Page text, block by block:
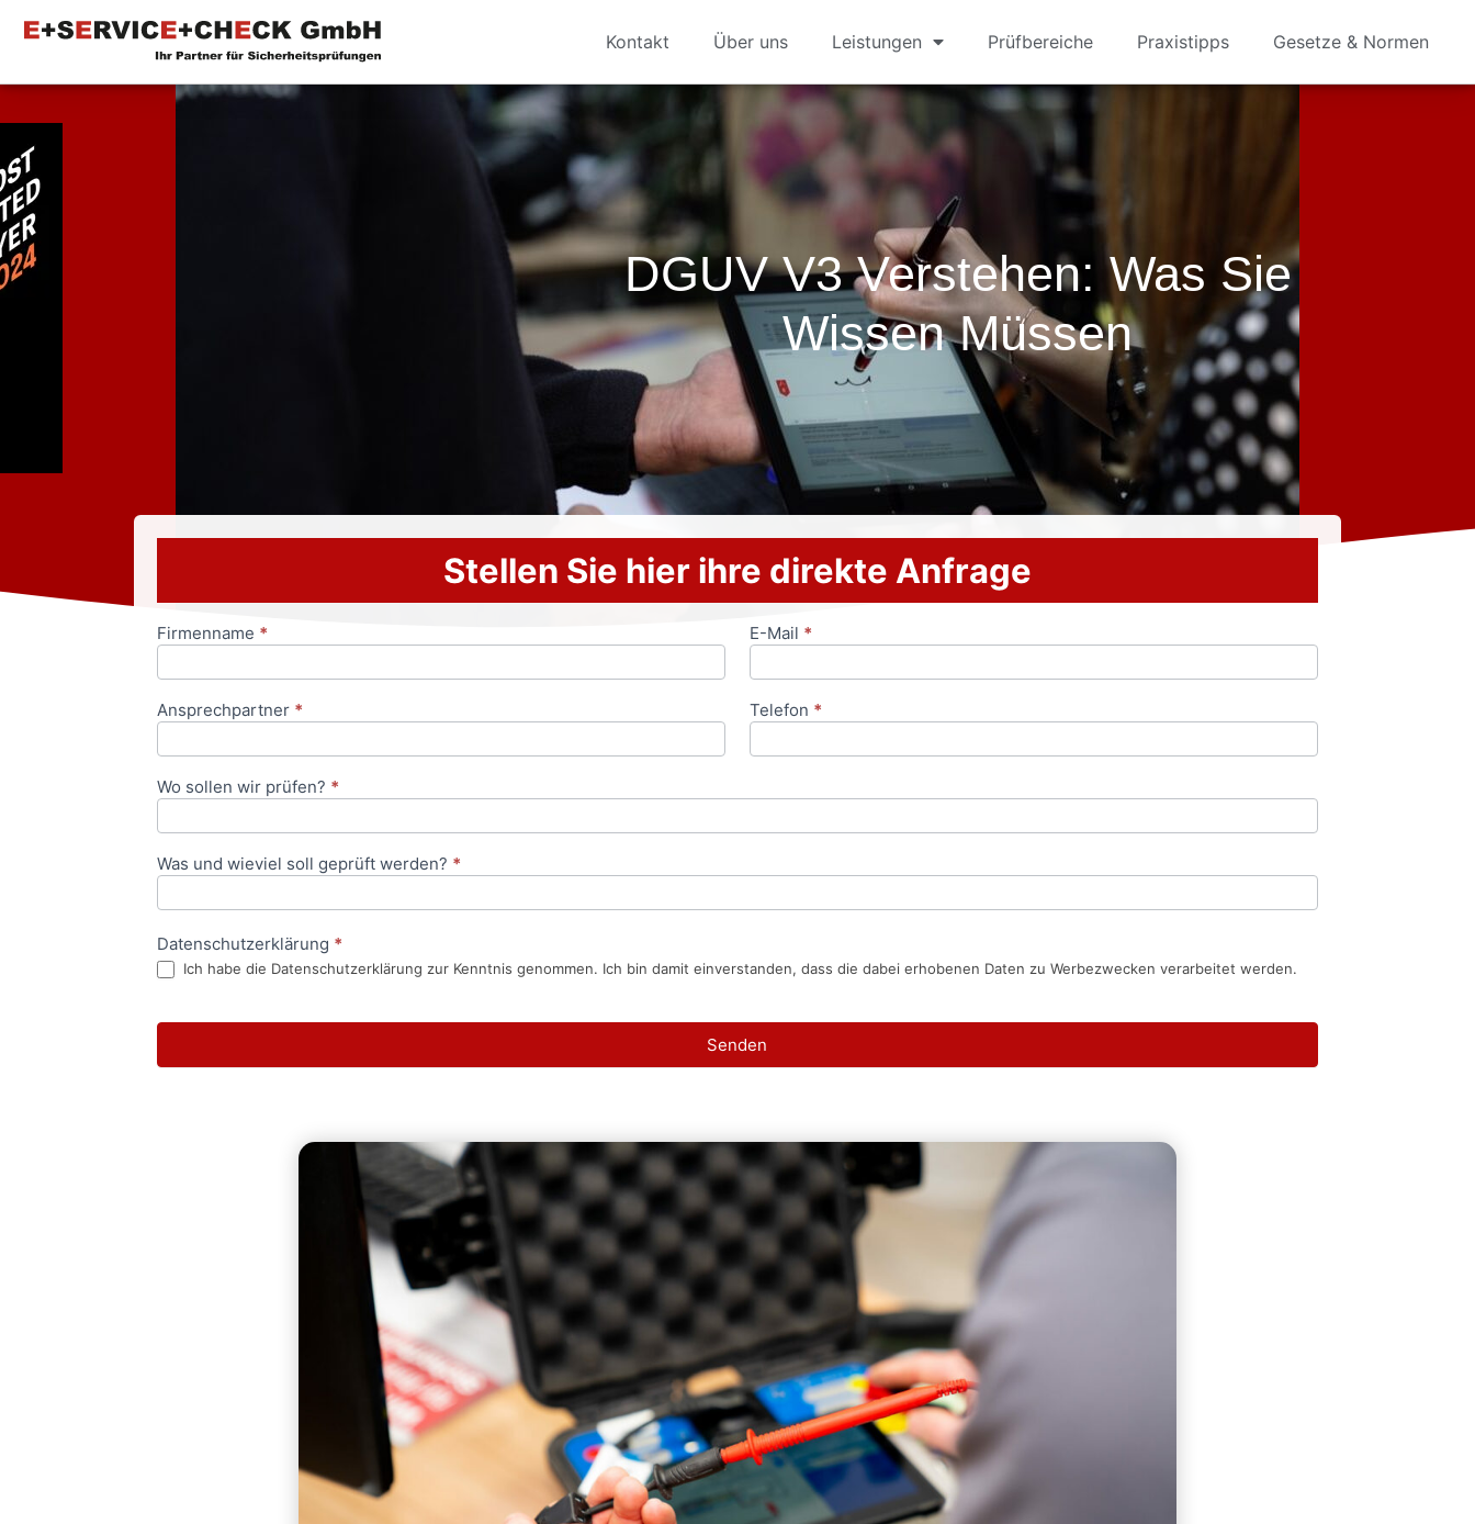
Kontakt Über uns Leistungen Prüfbereiche Praxistipps Gesetze & Normen
DGUV V3 Verstehen: Was Sie
Wissen Müssen
Stellen Sie hier ihre direkte Anfrage
Anfrageformular
Firmenname * E-Mail *
Ansprechpartner * Telefon *
Wo sollen wir prüfen? *
Was und wieviel soll geprüft werden? *
Datenschutzerklärung *
Ich habe die Datenschutzerklärung zur Kenntnis genommen. Ich bin damit einverstanden, dass die dabei erhobenen Daten zu Werbezwecken verarbeitet werden.
Senden